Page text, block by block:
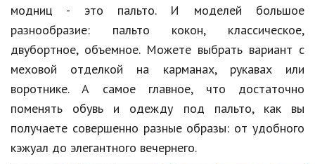
модниц - это пальто. И моделей большое
разнообразие: пальто кокон, классическое,
двубортное, объемное. Можете выбрать вариант с
меховой отделкой на карманах, рукавах или
воротнике. А самое главное, что достаточно
поменять обувь и одежду под пальто, как вы
получаете совершенно разные образы: от удобного
кэжуал до элегантного вечернего.